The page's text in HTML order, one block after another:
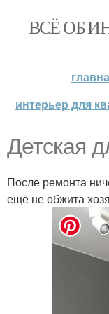
ВСЁ ОБ
интерьер для
Детская
После ремонта
ещё не обжита